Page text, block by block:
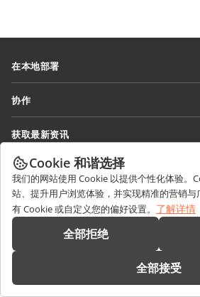
在本地部署
工作区
连接器
桌面应用程序
移动应用程序
协作
针对翻译人员
针对博主
职位空缺
获取最新资讯
博客
获取帮助
论坛
培训课程
支持联系表单
联系我们
sales@onlyoffice.com
合作伙伴咨询
partners@onlyoffice.com
press@onlyoffice.com
onlyoffice.com
© Ascensio System SIA 2026。
Cookie 和谐选择
我们的网站使用 Cookie 以提供个性化体验。
站、提升用户浏览体验，并实现精准的营销
有 Cookie 或自定义您的偏好设置。 了解详情
全部拒绝
全部接受